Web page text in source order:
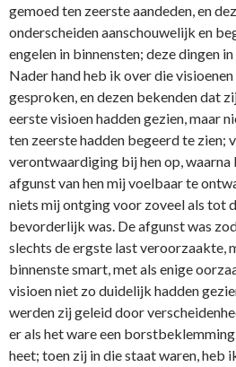
gemoed ten zeerste aandeden, en
onderscheiden aanschouwelijk en
engelen in binnensten; deze dingen
Nader hand heb ik over die
gesproken, en dezen bekenden dat
eerste visioen hadden gezien, maar
ten zeerste hadden begeerd te zien;
verontwaardiging bij hen op,
afgunst van hen mij voelbaar te
niets mij ontging voor zoveel als tot
bevorderlijk was. De afgunst was
slechts de ergste last veroorzaakte,
binnenste smart, met als enige
visioen niet zo duidelijk hadden
werden zij geleid door
er als het ware een
heet; toen zij in die staat waren, heb